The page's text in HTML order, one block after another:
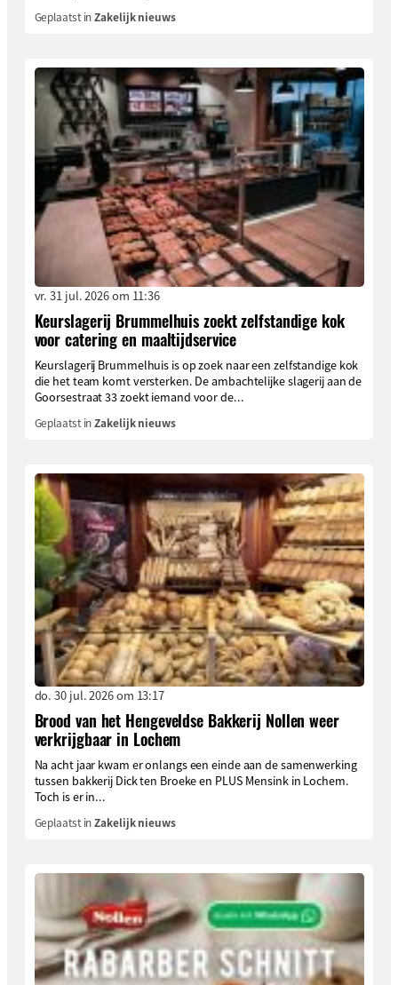
Geplaatst inZakelijk nieuws
vr. 31 jul. 2026 om 11:36
Keurslagerij Brummelhuis zoekt zelfstandige kok
voor catering en maaltijdservice
Keurslagerij Brummelhuis is op zoek naar een zelfstandige kok
die het team komt versterken. De ambachtelijke slagerij aan de
Goorsestraat 33 zoekt iemand voor de...
Geplaatst inZakelijk nieuws
do. 30 jul. 2026 om 13:17
Brood van het Hengeveldse Bakkerij Nollen weer
verkrijgbaar in Lochem
Na acht jaar kwam er onlangs een einde aan de samenwerking
tussen bakkerij Dick ten Broeke en PLUS Mensink in Lochem.
Toch is er in...
Geplaatst inZakelijk nieuws